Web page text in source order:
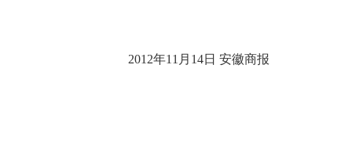
2012年11月14日 安徽商报